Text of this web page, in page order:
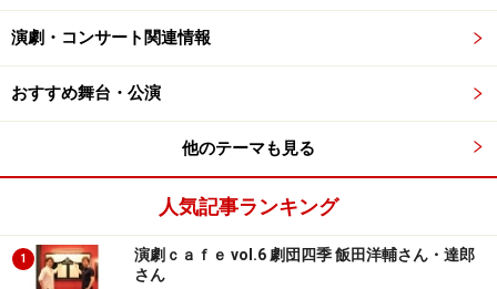
その過剰さを蜷川さんの愛が包んでいる。どうぞ観に来
てください」と手ごたえを感じている様子。
※記事内容は執筆時点のものです。最新の内容をご確認くださ
演劇・コンサート関連情報
おすすめ舞台・公演
他のテーマも見る
人気記事ランキング
1
演劇ｃａｆｅ vol.6 劇団四季 飯田洋輔さん・達郎
さん